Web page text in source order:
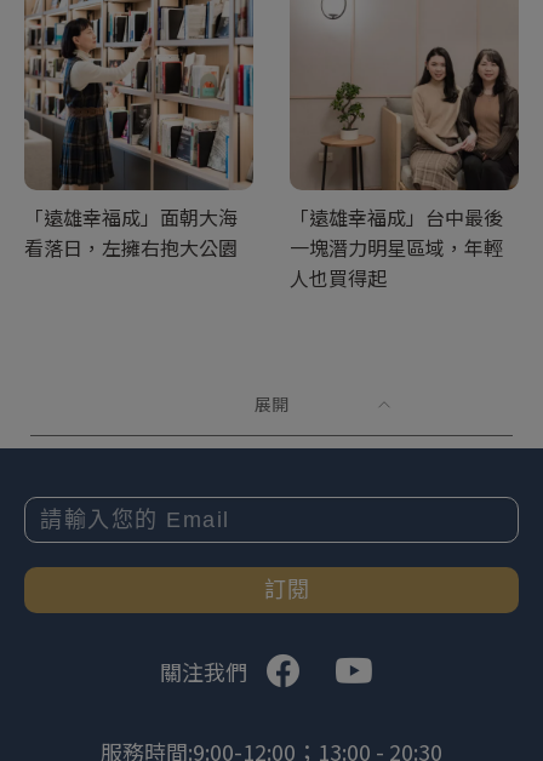
「遠雄幸福成」面朝大海
看落日，左擁右抱大公園
「遠雄幸福成」台中最後
一塊潛力明星區域，年輕
人也買得起
展開
關注我們
訂閱
服務時間:9:00-12:00；13:00 - 20:30